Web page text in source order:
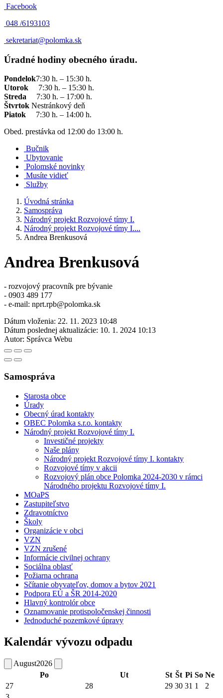
Facebook
048 /6193103
sekretariat@polomka.sk
Úradné hodiny obecného úradu.
Pondelok7:30 h. – 15:30 h.
Utorok 7:30 h. – 15:30 h.
Streda 7:30 h. – 17:00 h.
Štvrtok Nestránkový deň
Piatok
7:30 h. – 14:00 h.
Obed. prestávka od 12:00 do 13:00 h.
Bučnik
Ubytovanie
Polomské novinky
Musíte vidieť
Služby
Úvodná stránka
Samospráva
Národný projekt Rozvojové tímy I.
Národný projekt Rozvojové tímy I....
Andrea Brenkusová
Andrea Brenkusová
- rozvojový pracovník pre bývanie
- 0903 489 177
- e-mail: nprt.rpb@polomka.sk
Dátum vloženia: 22. 11. 2023 10:48
Dátum poslednej aktualizácie: 10. 1. 2024 10:13
Autor: Správca Webu
Samospráva
Starosta obce
Úrady
Obecný úrad kontakty
OBEC Polomka s.r.o. kontakty
Národný projekt Rozvojové tímy I.
Investičné projekty
Naše plány
Národný projekt Rozvojové tímy I. kontakty
Rozvojové tímy v akcii
Rozvojový plán obce Polomka 2024-2030 v rámci
Národného projektu Rozvojové tímy I.
MOaPS
Zastupiteľstvo
Zdravotníctvo
Školy
Organizácie v obci
VZN
VZN zrušené
Informácie civilnej ochrany
Sociálna oblasť
Požiarna ochrana
Sčítanie obyvateľov, domov a bytov 2021
Podpora EÚ a ŠR 2014-2020
Hlavný kontrolór obce
Oznamovanie protispoločenskej činnosti
Jednoduché pozemkové úpravy
Kalendár vývozu odpadu
August2026
Po
Ut St Št Pi So Ne
27
28 29 30 31 1
2